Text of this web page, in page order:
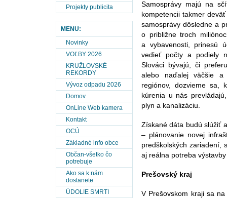
Projekty publicita
MENU:
Novinky
VOĽBY 2026
KRUŽLOVSKÉ
REKORDY
Vývoz odpadu 2026
Domov
OnLine Web kamera
Kontakt
OCÚ
Základné info obce
Občan-všetko čo
potrebuje
Ako sa k nám
dostanete
ÚDOLIE SMRTI
Samosprávy majú na
kompetencii takmer
samosprávy dôsledne a
o približne troch
a vybavenosti, prinesú
vedieť počty a podiely
Slováci bývajú, či
alebo naďalej väčšie
regiónov, dozvieme sa,
kúrenia u nás
plyn a kanalizáciu.
Získané dáta budú slúžiť
– plánovanie novej
predškolských zariadení,
aj reálna potreba
Prešovský kraj
V Prešovskom kraji sa